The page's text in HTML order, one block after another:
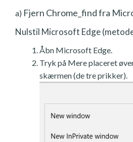
a) Fjern Chrome_find fra
Nulstil Microsoft Edge
Åbn Microsoft Edge.
Tryk på Mere placeret
skærmen (de tre prikker).